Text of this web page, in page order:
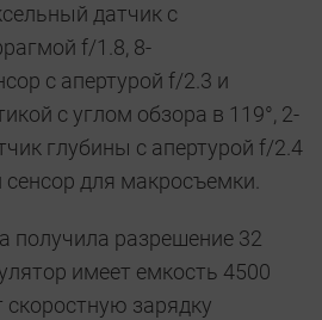
датчик с
f/1.8, 8-
с апертурой f/2.3 и
с углом обзора в 119°, 2-
глубины с апертурой f/2.4
для макросъемки.
получила разрешение 32
имеет емкость 4500
зарядку